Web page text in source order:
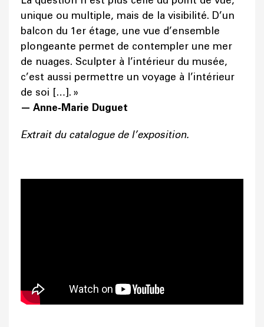
unique ou multiple, mais de la visibilité. D’un
balcon du 1er étage, une vue d’ensemble
plongeante permet de contempler une mer
de nuages. Sculpter à l’intérieur du musée,
c’est aussi permettre un voyage à l’intérieur
de soi […]. »
— Anne‑Marie Duguet
Extrait du catalogue de l’exposition.